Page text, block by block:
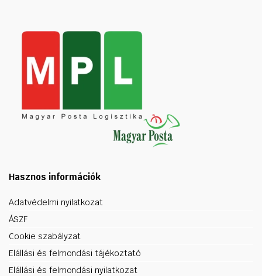
Hasznos információk
Adatvédelmi nyilatkozat
ÁSZF
Cookie szabályzat
Elállási és felmondási tájékoztató
Elállási és felmondási nyilatkozat